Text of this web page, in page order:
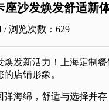
沙发焕发舒适新
/ 浏览次数： 629
发新活力！上海定制
店铺形象。
弹海绵，舒适与选择并存